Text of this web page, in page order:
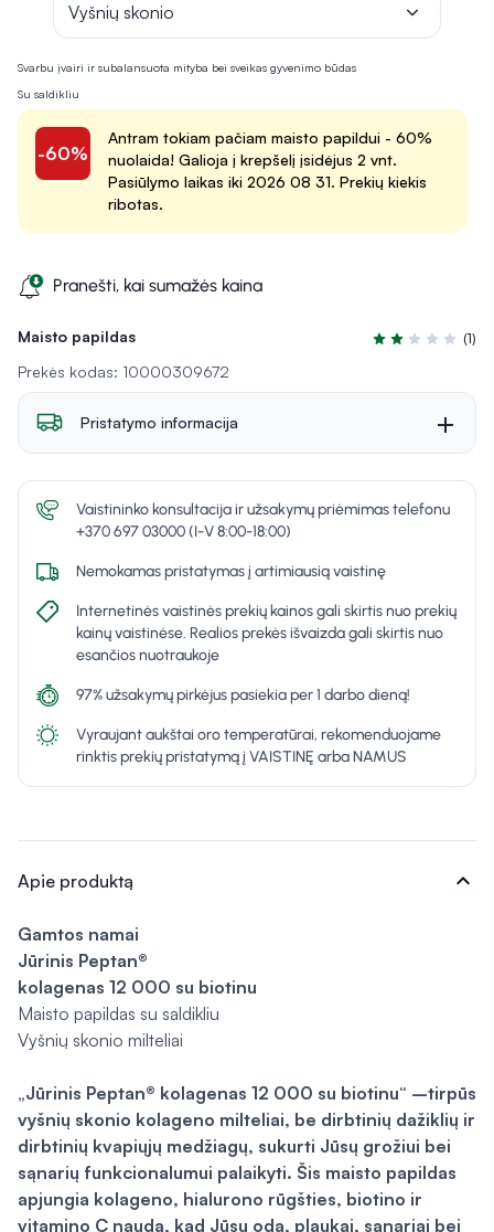
Maisto papildas
Įvertinimas 2.0
(1)
Prekės kodas: 10000309672
Svarbu įvairi ir subalansuota mityba bei sveikas gyvenimo būdas
Su saldikliu
-60%
Antram tokiam pačiam maisto papildui - 60%
nuolaida! Galioja į krepšelį įsidėjus 2 vnt.
Pasiūlymo laikas iki 2026 08 31. Prekių kiekis
ribotas.
Pranešti, kai sumažės kaina
Vyšnių skonio
Pristatymo informacija
Vaistininko konsultacija ir užsakymų priėmimas telefonu
+370 697 03000 (I-V 8:00-18:00)
Nemokamas pristatymas į artimiausią vaistinę
Internetinės vaistinės prekių kainos gali skirtis nuo prekių
kainų vaistinėse. Realios prekės išvaizda gali skirtis nuo
esančios nuotraukoje
97% užsakymų pirkėjus pasiekia per 1 darbo dieną!
Vyraujant aukštai oro temperatūrai, rekomenduojame
rinktis prekių pristatymą į VAISTINĘ arba NAMUS
Apie produktą expand_more
Gamtos namai
Jūrinis Peptan®
kolagenas 12 000 su biotinu
Maisto papildas su saldikliu
Vyšnių skonio milteliai
„Jūrinis Peptan® kolagenas 12 000 su biotinu“ –tirpūs
vyšnių skonio kolageno milteliai, be dirbtinių dažiklių ir
dirbtinių kvapiųjų medžiagų, sukurti Jūsų grožiui bei
sąnarių funkcionalumui palaikyti. Šis maisto papildas
apjungia kolageno, hialurono rūgšties, biotino ir
vitamino C naudą, kad Jūsų oda, plaukai, sąnariai bei